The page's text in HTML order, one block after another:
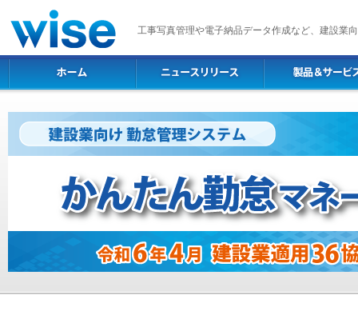
工事写真管理や電子納品データ作成など、建設業